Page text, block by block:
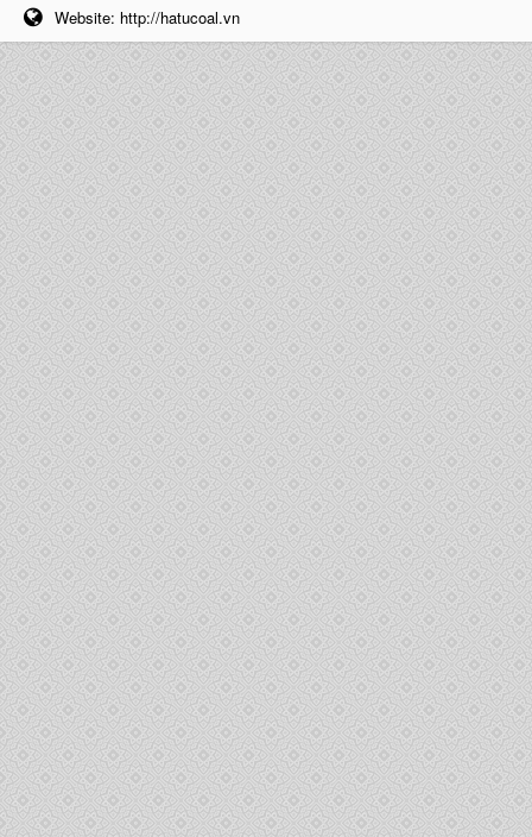
Website: http://hatucoal.vn